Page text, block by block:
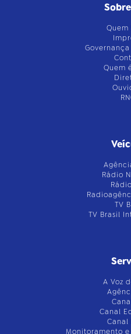
Sobre
Quem
Quem
Rádio
TV
TV Brasil
A Voz
Canal
Canal
Monitoramento